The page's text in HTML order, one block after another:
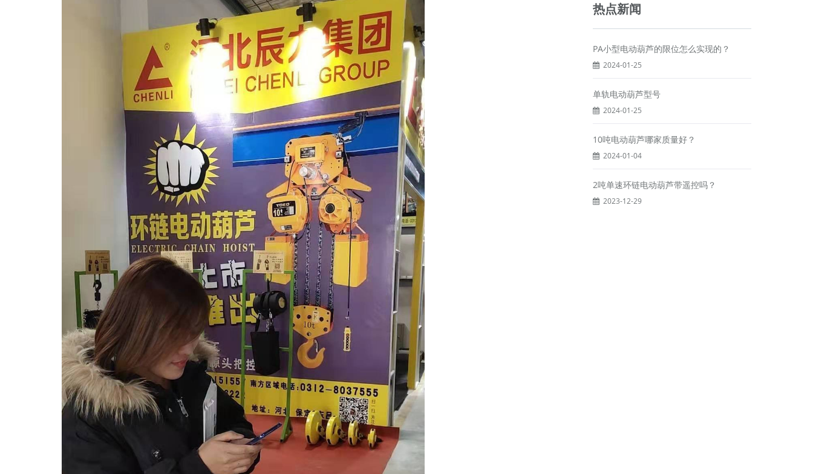
热点新闻
PA小型电动葫芦的限位怎么实现的？
2024-01-25
单轨电动葫芦型号
2024-01-25
10吨电动葫芦哪家质量好？
2024-01-04
2吨单速环链电动葫芦带遥控吗？
2023-12-29